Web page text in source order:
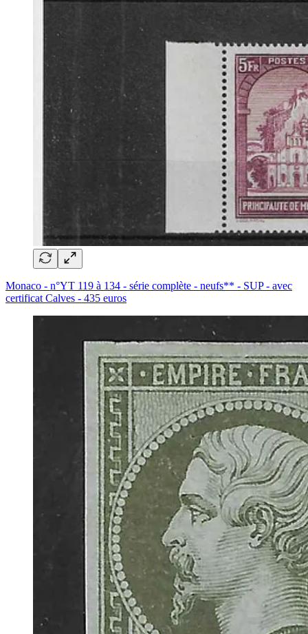
Monaco - n°YT 119 à 134 - série complète - neufs** - SUP - avec
certificat Calves - 435 euros